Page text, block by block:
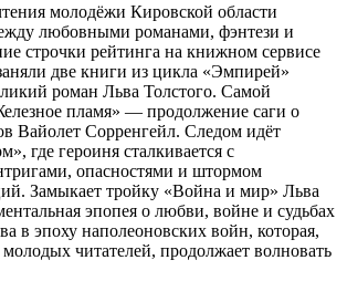
молодёжи Кировской области
любовными романами, фэнтези и
строчки рейтинга на книжном сервисе
две книги из цикла «Эмпирей»
роман Льва Толстого. Самой
пламя» — продолжение саги о
Вайолет Сорренгейл. Следом идёт
где героиня сталкивается с
опасностями и штормом
Замыкает тройку «Война и мир» Льва
эпопея о любви, войне и судьбах
в эпоху наполеоновских войн, которая,
читателей, продолжает волновать